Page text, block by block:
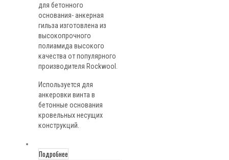
для бетонного
основания- анкерная
гильза изготовлена из
высокопрочного
полиамида высокого
качества от популярного
производителя Rockwool.
Используется для
анкеровки винта в
бетонные основания
кровельных несущих
конструкций.
Подробнее